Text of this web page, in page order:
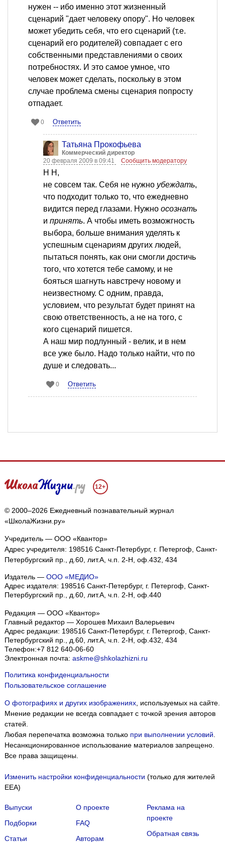
нужен -- ибо именно этот жизненный
сценарий "дает человеку опору". Но человек
может убедить себя, что его сценарий (т.е.
сценарий его родителей) совпадает с его
собственными представлениями о своих
потребностях. И это самое умное, что
человек может сделать, поскольку в этом
случае проблема смены сценария попросту
отпадает.
0 Ответить
Татьяна Прокофьева
Коммерческий директор
20 февраля 2009 в 09:41
Сообщить модератору
Н Н,
не совсем так. Себя не нужно убеждать,
что подходит только то, что ежедневно
видится перед глазами. Нужно осознать
и принять. А чтобы иметь возможгность
выбора, больше внимания уделять к
успешным сценариям других людей,
пытаться понять, как они смогли достичь
того, что хотется тебе самому, и не
бояться шагнуть навстречу новому и
неизвестному. С одним, правда,
условием, что результат будет принят на
свою ответственность, а не на того, с
кого сценарий пишется.
А наш мир подлунный - велик, и в нем
все уже было. Надо только найти, что по
душе и следовать...
0 Ответить
12+
© 2000–2026 Ежедневный познавательный журнал
«ШколаЖизни.ру»
Учредитель — ООО «Квантор»
Адрес учредителя: 198516 Санкт-Петербург, г. Петергоф, Санкт-
Петербургский пр., д.60, лит.А, ч.п. 2-Н, оф.432, 434
Издатель — ООО «МЕДИО»
Адрес издателя: 198516 Санкт-Петербург, г. Петергоф, Санкт-
Петербургский пр., д.60, лит.А, ч.п. 2-Н, оф.440
Редакция — ООО «Квантор»
Главный редактор — Хорошев Михаил Валерьевич
Адрес редакции: 198516 Санкт-Петербург, г. Петергоф, Санкт-
Петербургский пр., д.60, лит.А, ч.п. 2-Н, оф.432, 434
Телефон:+7 812 640-06-60
Электронная почта: askme@shkolazhizni.ru
Политика конфиденциальности
Пользовательское соглашение
О фотографиях и других изображениях, используемых на сайте.
Мнение редакции не всегда совпадает с точкой зрения авторов
статей.
Любая перепечатка возможна только при выполнении условий.
Несанкционированное использование материалов запрещено.
Все права защищены.
Изменить настройки конфиденциальности (только для жителей
EEA)
Выпуски
Подборки
Статьи
О проекте
FAQ
Авторам
Реклама на
проекте
Обратная связь